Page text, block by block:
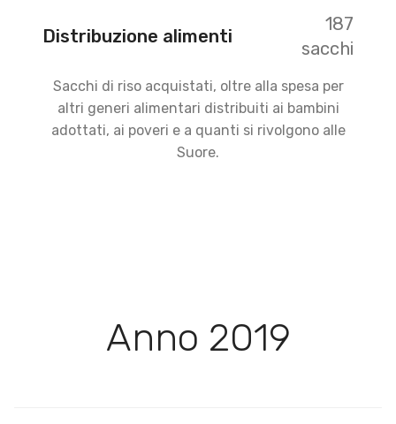
Distribuzione alimenti
187
sacchi
Sacchi di riso acquistati, oltre alla spesa per
altri generi alimentari distribuiti ai bambini
adottati, ai poveri e a quanti si rivolgono alle
Suore.
Anno 2019